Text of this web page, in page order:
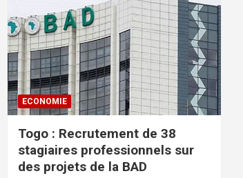
ECONOMIE
Togo : Recrutement de 38
stagiaires professionnels sur
des projets de la BAD